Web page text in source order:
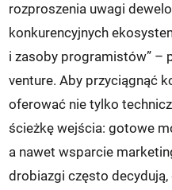
rozproszenia uwagi
konkurencyjnych
i zasoby programistów” –
venture. Aby przyciągnąć
oferować nie tylko
ścieżkę wejścia: gotowe
a nawet wsparcie
drobiazgi często